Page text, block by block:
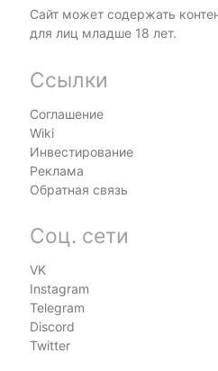
Сайт может содержать
для лиц младше 18 лет.
Ссылки
Соглашение
Wiki
Инвестирование
Реклама
Обратная связь
Соц. сети
VK
Instagram
Telegram
Discord
Twitter